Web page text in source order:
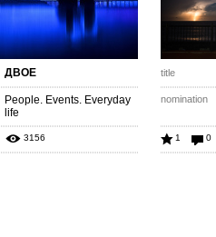
ДВОЕ
People. Events. Everyday
life
3156
title
nomination
1 0